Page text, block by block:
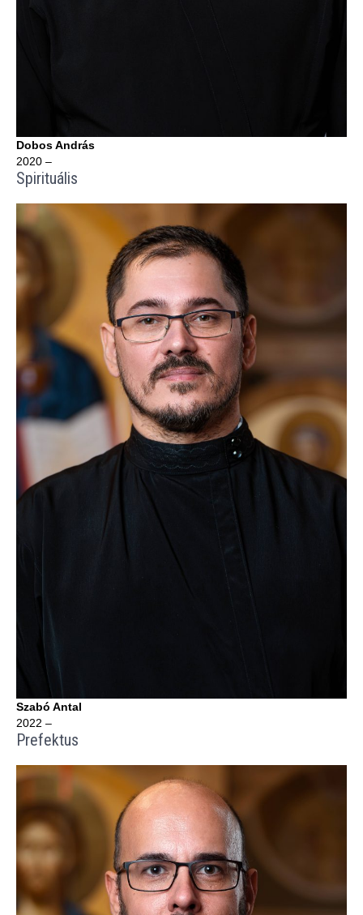
Dobos András
2020 –
Spirituális
Szabó Antal
2022 –
Prefektus